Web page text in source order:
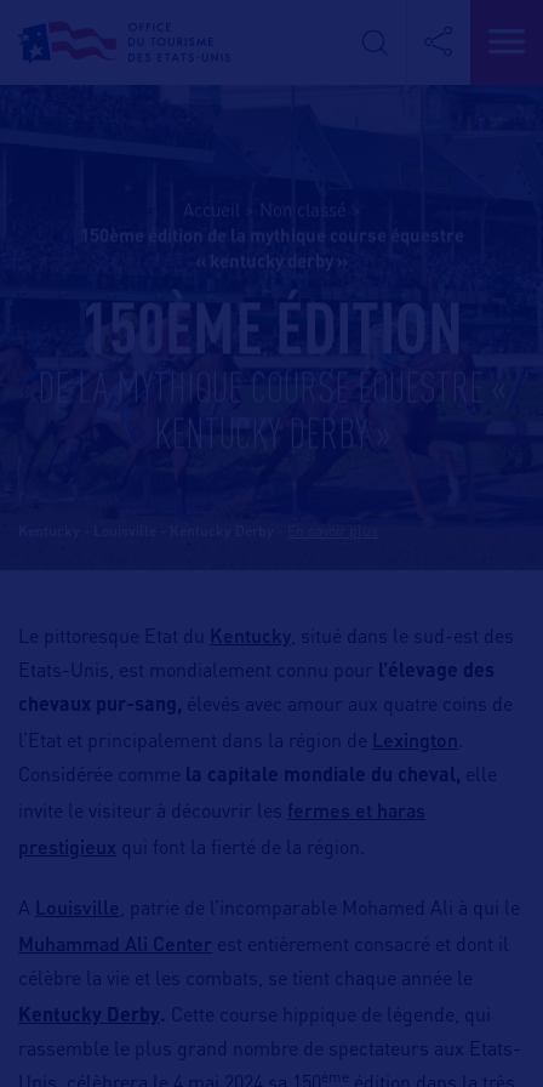
150ÈME ÉDITION
DE LA MYTHIQUE COURSE ÉQUESTRE «
KENTUCKY DERBY »
Le pittoresque Etat du Kentucky , situé dans le sud-est des
Etats-Unis, est mondialement connu pour
l’élevage des
chevaux pur-sang, élevés avec amour aux quatre coins de
l’Etat et principalement dans la région de Lexington
Considérée comme
la capitale mondiale du cheval, elle
invite le visiteur à découvrir les fermes et haras
prestigieux qui font la fierté de la région.
A Louisville , patrie de l’incomparable Mohamed Ali à qui le
Muhammad Ali Center est entièrement consacré et dont il
célèbre la vie et les combats, se tient chaque année le
Kentucky Derby.
Cette course hippique de légende, qui
rassemble le plus grand nombre de spectateurs aux Etats-
ème